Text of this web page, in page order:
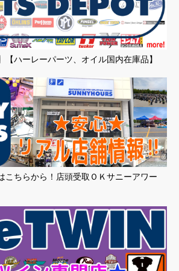
【ハーレーパーツ、オイル国内在庫品】
こちらから！店頭受取ＯＫサニーアワー